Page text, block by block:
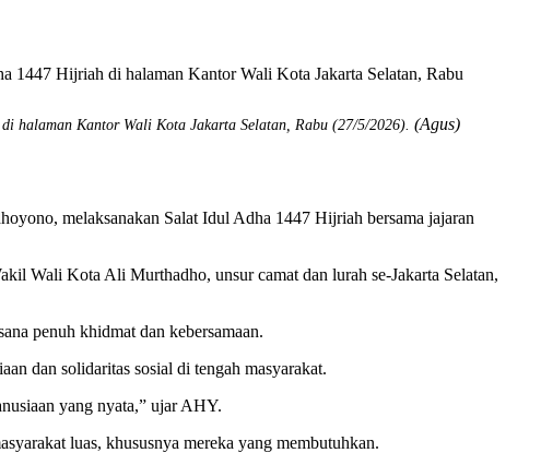
halaman Kantor Wali Kota Jakarta Selatan, Rabu (27/5/2026). (Agus)
, melaksanakan Salat Idul Adha 1447 Hijriah bersama jajaran
Wali Kota Ali Murthadho, unsur camat dan lurah se-Jakarta Selatan,
penuh khidmat dan kebersamaan.
dan solidaritas sosial di tengah masyarakat.
yang nyata,” ujar AHY.
luas, khususnya mereka yang membutuhkan.